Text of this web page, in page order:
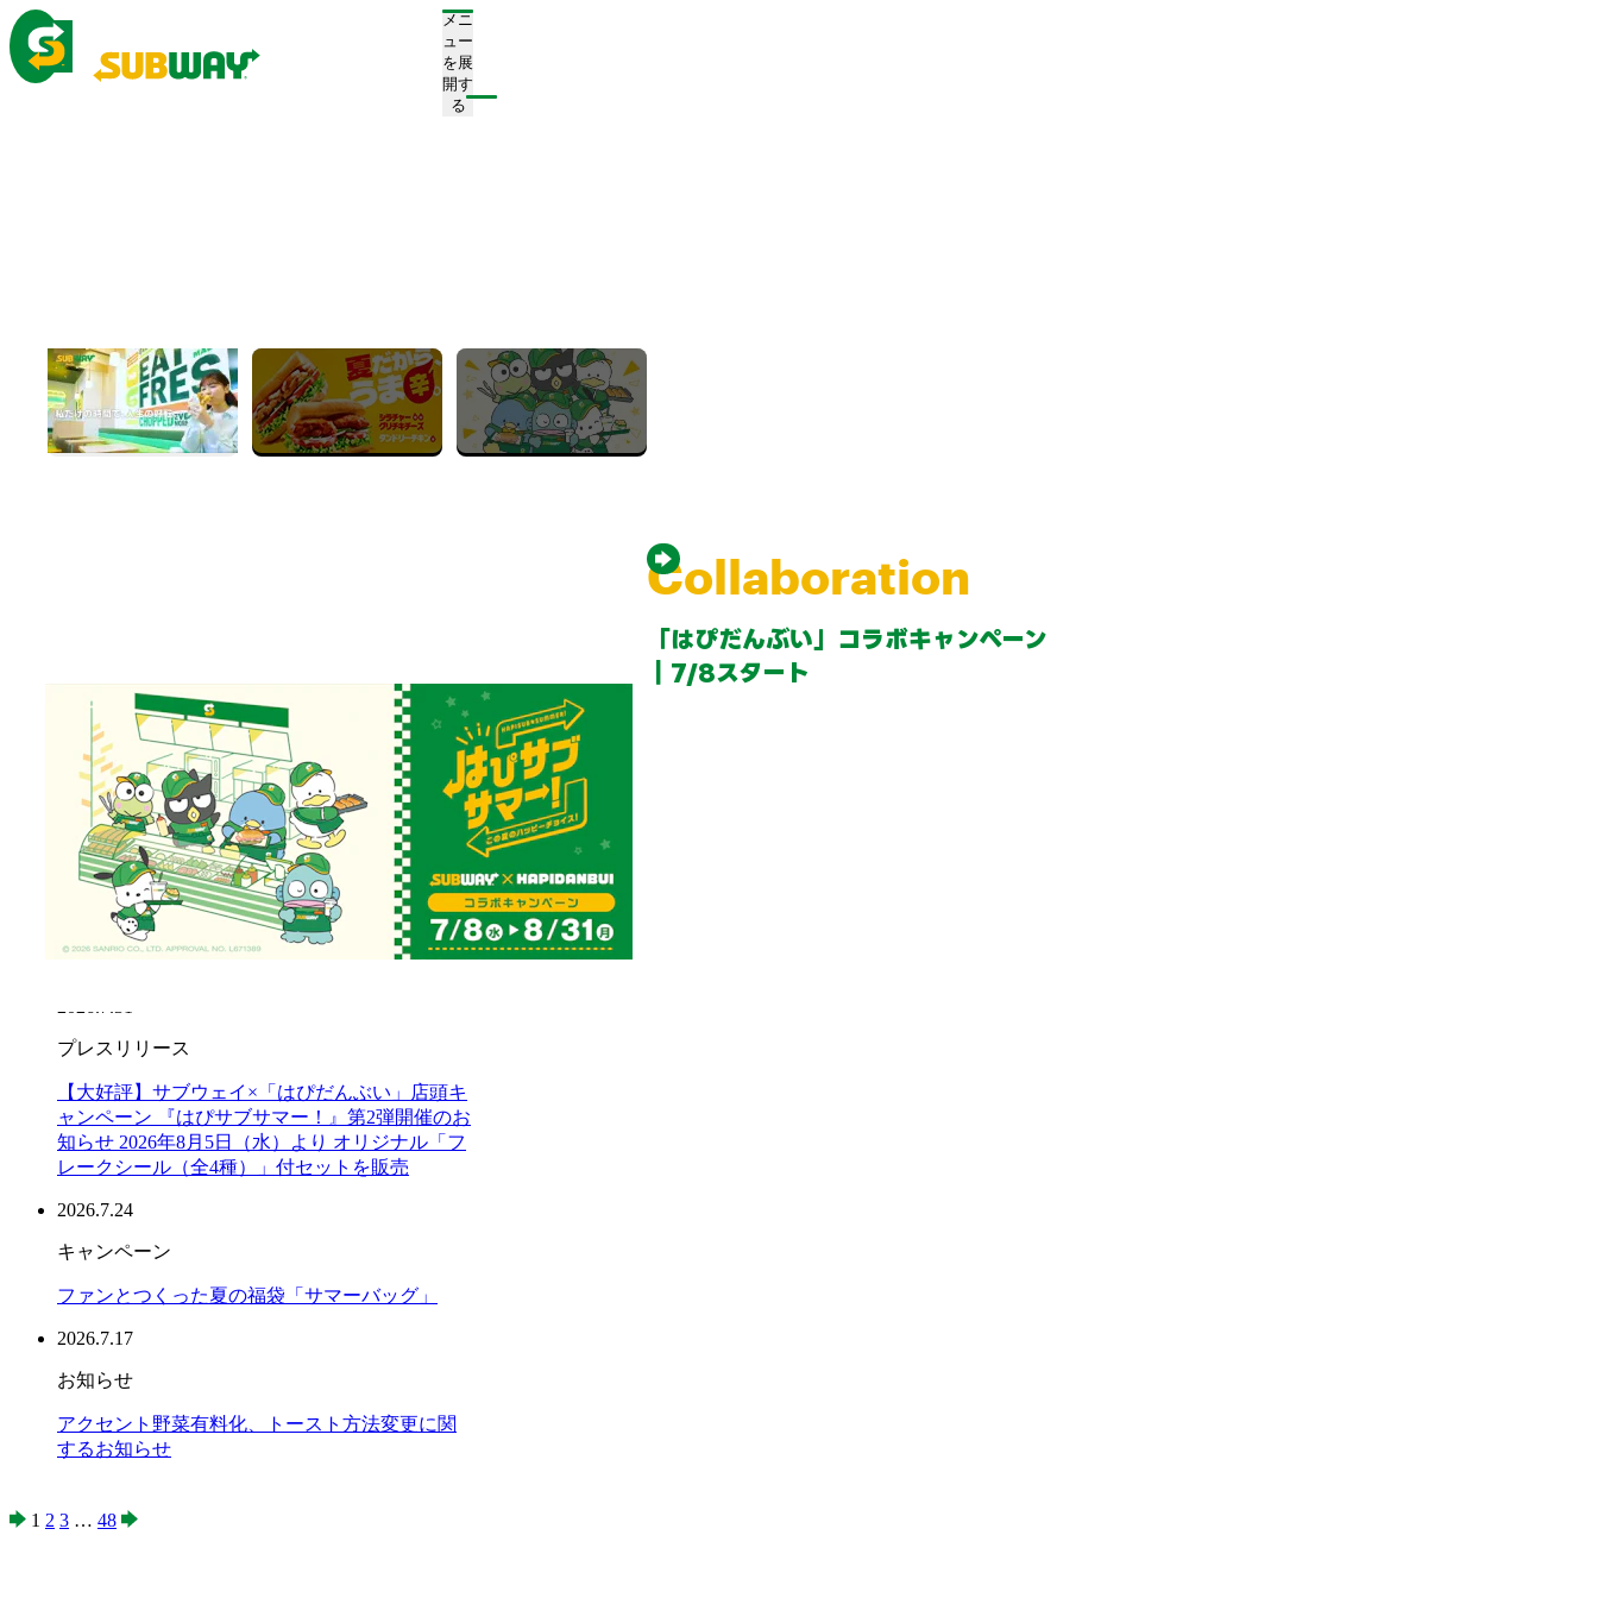
Collaboration
「はぴだんぶい」コラボキャンペーン
｜7/8スタート
メニ
ュー
を展
開す
る
すべて
プレスリリース
お知らせ
キャンペーン
新店舗情報
2026.8.7
お知らせ
「サマーバッグ」沖縄県内3店舗での販売開始延
期のお知らせ（※8月7日時点）
2026.8.7
お知らせ
「令和8年熊本地震」の影響による一部店舗営業
2026.7.31
プレスリリース
【大好評】サブウェイ×「はぴだんぶい」店頭キ
ャンペーン 『はぴサブサマー！』第2弾開催のお
知らせ 2026年8月5日（水）より オリジナル「フ
レークシール（全4種）」付セットを販売
2026.7.24
キャンペーン
ファンとつくった夏の福袋「サマーバッグ」
2026.7.17
お知らせ
アクセント野菜有料化、トースト方法変更に関
するお知らせ
1 2 3 … 48